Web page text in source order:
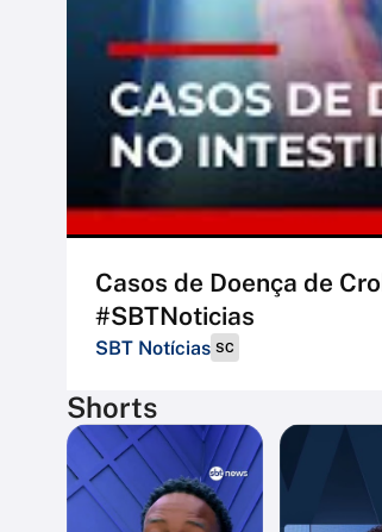
Casos de Doença de
#SBTNoticias
SBT Notícias SC
Shorts